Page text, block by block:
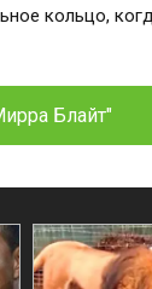
кольцо,
Блайт"